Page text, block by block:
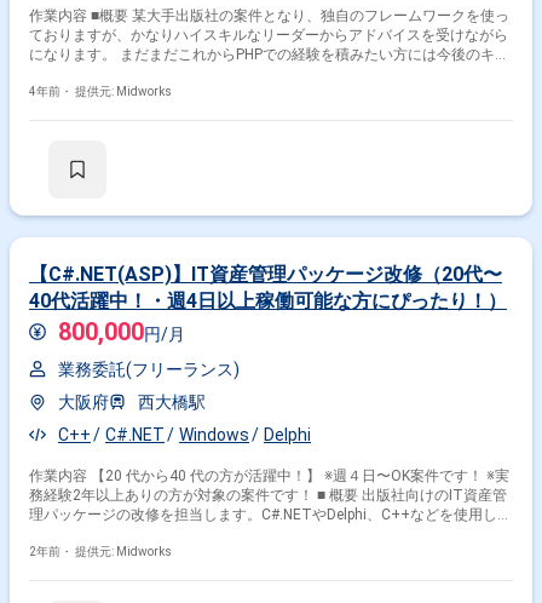
作業内容 ■概要 某大手出版社の案件となり、独自のフレームワークを使っ
ておりますが、かなりハイスキルなリーダーからアドバイスを受けながら
になります。 まだまだこれからPHPでの経験を積みたい方には今後のキャ
4年前・ 提供元: Midworks
【C#.NET(ASP)】IT資産管理パッケージ改修（20代〜
40代活躍中！・週4日以上稼働可能な方にぴったり！）
800,000円/月
業務委託(フリーランス)
大阪府
西大橋駅
C++
C#.NET Windows Delphi
作業内容 【20 代から40 代の方が活躍中！】 ※週４日〜OK案件です！ ※実
務経験2年以上ありの方が対象の案件です！ ■ 概要 出版社向けのIT資産管
理パッケージの改修を担当します。C#.NETやDelphi、C++などを使用した
でを担当します。 ■ 具体的な業務内容 ・IT資産管理パッケージの改修 ・
2年前・ 提供元: Midworks